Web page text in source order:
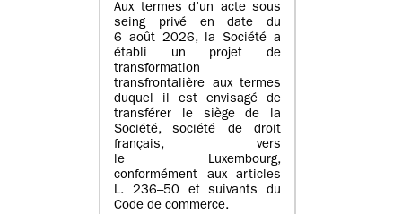
Aux termes d’un acte sous
seing privé en date du
6 août 2026, la Société a
établi un projet de
transformation
transfrontalière aux termes
duquel il est envisagé de
transférer le siège de la
Société, société de droit
français, vers
le Luxembourg,
conformément aux articles
L. 236–50 et suivants du
Code de commerce.